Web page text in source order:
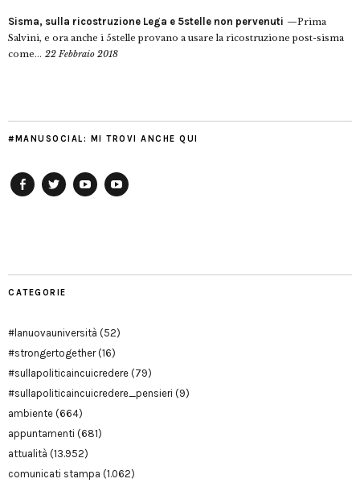
Sisma, sulla ricostruzione Lega e 5stelle non pervenuti
Prima
Salvini, e ora anche i 5stelle provano a usare la ricostruzione post-sisma
come... 22 Febbraio 2018
#MANUSOCIAL: MI TROVI ANCHE QUI
CATEGORIE
#lanuovauniversità (52)
#strongertogether(16)
#sullapoliticaincuicredere (79)
#sullapoliticaincuicredere_pensieri (9)
ambiente (664)
appuntamenti (681)
attualità (13.952)
comunicati stampa (1.062)